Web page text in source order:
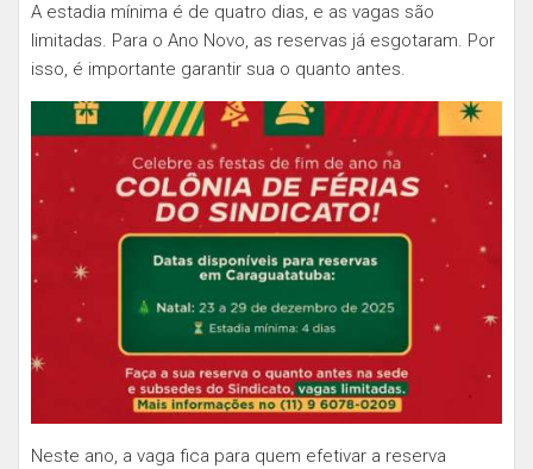
A estadia mínima é de quatro dias, e as vagas são
limitadas. Para o Ano Novo, as reservas já esgotaram. Por
isso, é importante garantir sua o quanto antes.
Neste ano, a vaga fica para quem efetivar a reserva